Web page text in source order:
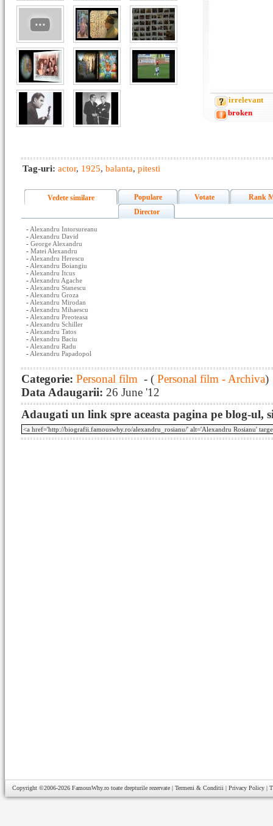
irrelevant
broken
Tag-uri: actor, 1925, balanta, pitesti
Vedete similare Populare Votate
Rank
Director
- Alexandru Intorsureanu
- Alexandru David
- George Alexandru
- Matei Alexandru
- Alexandru Herescu
- Alexandru Boiangiu
- Alexandru Itcus
- Alexandru Agache
- Alexandru Stanescu
- Alexandru Groza
- Alexandru Mirodan
- Alexandru Mihaescu
- Alexandru Preoteasa
- Alexandru Schiller
- Alexandru Tatos
- Alexandru Baciu
- Alexandru Radu
- Alexandru Papadopol
Categorie: Personal film - ( Personal film - Archiva)
Data Adaugarii: 26 June '12
Adaugati un link spre aceasta pagina pe blog-ul,
Copyright ©2006-2026 FamousWhy.ro toate drepturile rezervate | Termeni & Conditii | Privacy Policy |